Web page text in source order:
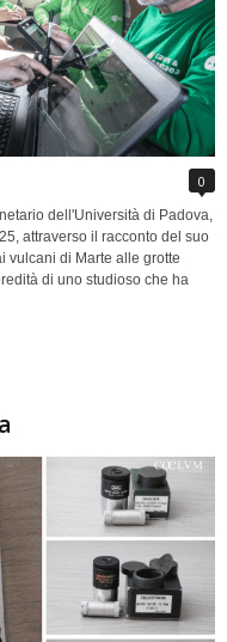
0
dell'Università di Padova,
attraverso il racconto del suo
vulcani di Marte alle grotte
di uno studioso che ha